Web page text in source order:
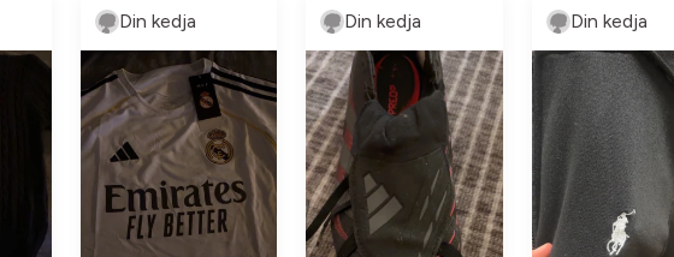
Din kedja Din kedja Din kedja